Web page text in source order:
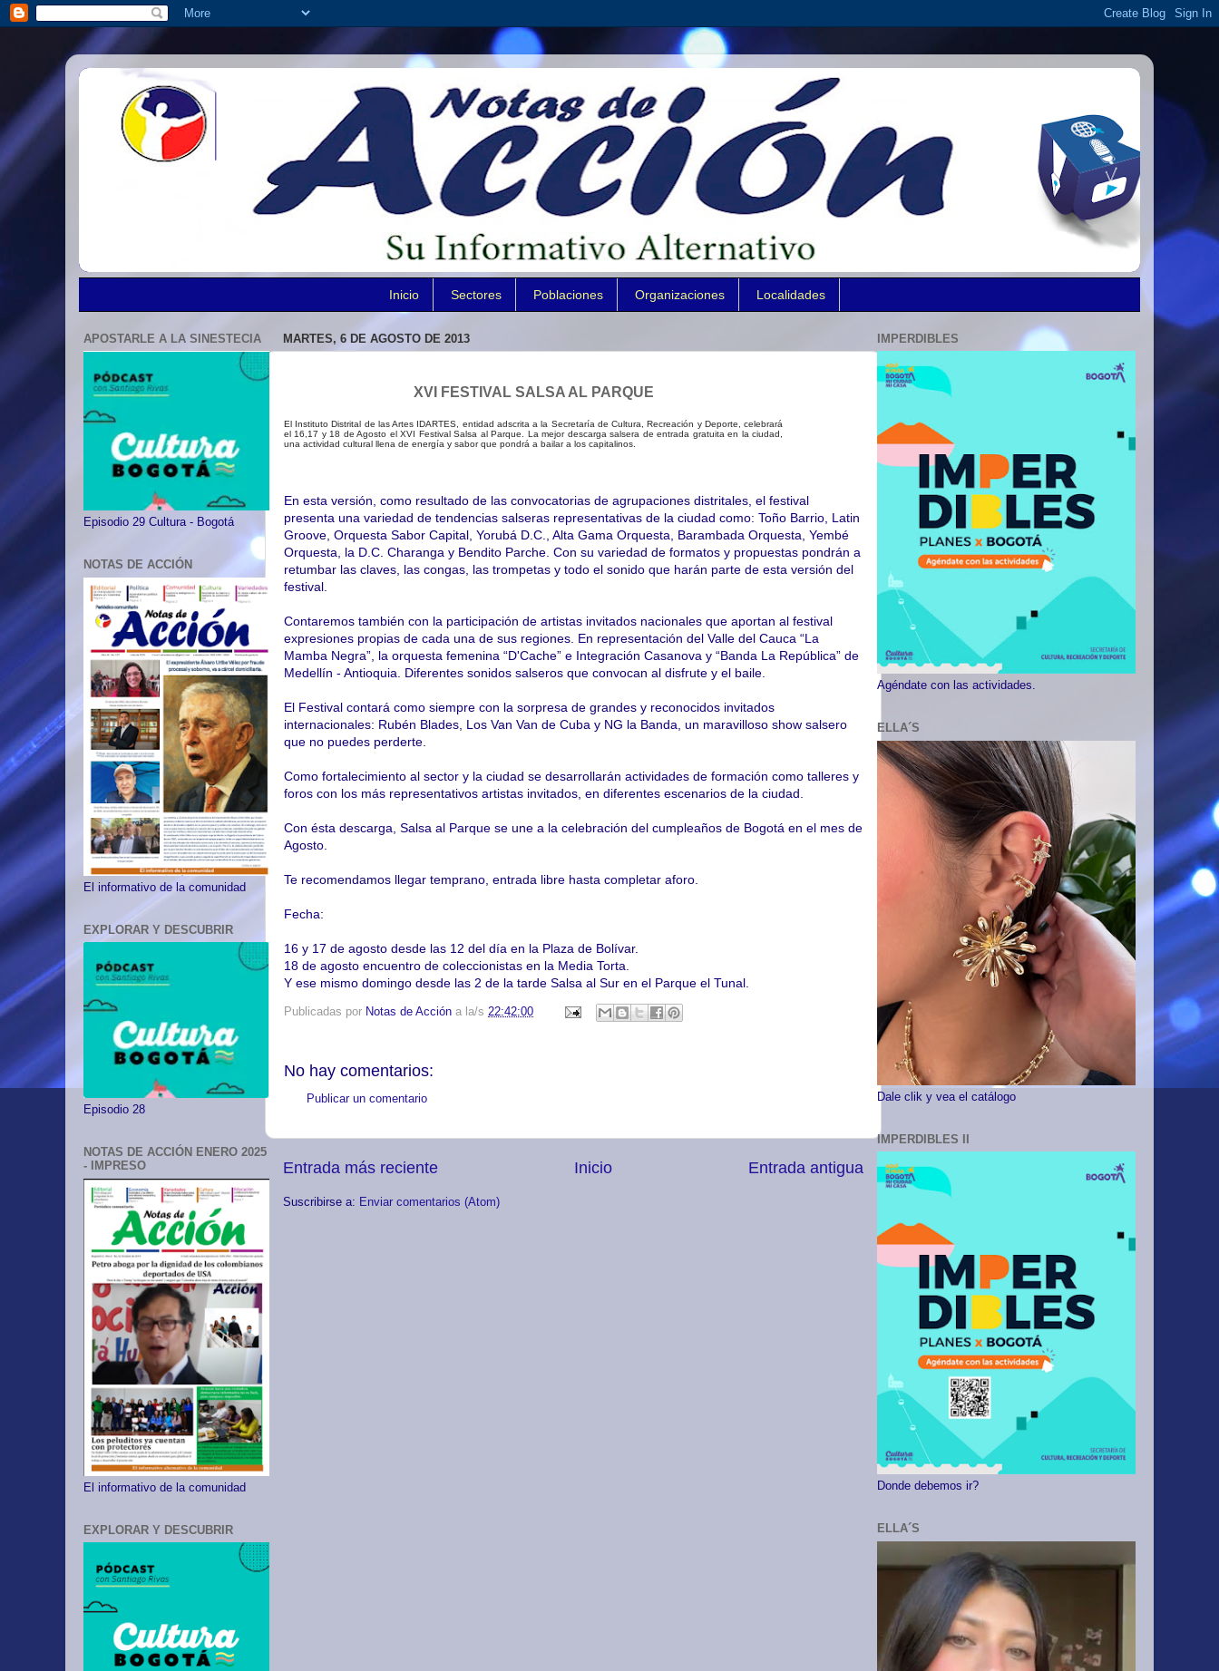
Inicio Sectores Poblaciones Organizaciones Localidades
MARTES, 6 DE AGOSTO DE 2013
XVI FESTIVAL SALSA AL PARQUE
El Instituto Distrital de las Artes IDARTES, entidad adscrita a la Secretaría de Cultura, Recreación y Deporte, celebrará
el 16,17 y 18 de Agosto el XVI Festival Salsa al Parque. La mejor descarga salsera de entrada gratuita en la ciudad,
una actividad cultural llena de energía y sabor que pondrá a bailar a los capitalinos.
En esta versión, como resultado de las convocatorias de agrupaciones distritales, el festival
presenta una variedad de tendencias salseras representativas de la ciudad como: Toño Barrio, Latin
Groove, Orquesta Sabor Capital, Yorubá D.C., Alta Gama Orquesta, Barambada Orquesta, Yembé
Orquesta, la D.C. Charanga y Bendito Parche. Con su variedad de formatos y propuestas pondrán a
retumbar las claves, las congas, las trompetas y todo el sonido que harán parte de esta versión del
festival.
Contaremos también con la participación de artistas invitados nacionales que aportan al festival
expresiones propias de cada una de sus regiones. En representación del Valle del Cauca “La
Mamba Negra”, la orquesta femenina “D'Cache” e Integración Casanova y “Banda La República” de
Medellín - Antioquia. Diferentes sonidos salseros que convocan al disfrute y el baile.
El Festival contará como siempre con la sorpresa de grandes y reconocidos invitados
internacionales: Rubén Blades, Los Van Van de Cuba y NG la Banda, un maravilloso show salsero
que no puedes perderte.
Como fortalecimiento al sector y la ciudad se desarrollarán actividades de formación como talleres y
foros con los más representativos artistas invitados, en diferentes escenarios de la ciudad.
Con ésta descarga, Salsa al Parque se une a la celebración del cumpleaños de Bogotá en el mes de
Agosto.
Te recomendamos llegar temprano, entrada libre hasta completar aforo.
Fecha:
16 y 17 de agosto desde las 12 del día en la Plaza de Bolívar.
18 de agosto encuentro de coleccionistas en la Media Torta.
Y ese mismo domingo desde las 2 de la tarde Salsa al Sur en el Parque el Tunal.
Publicadas por Notas de Acción a la/s 22:42:00
No hay comentarios:
Publicar un comentario
Entrada más reciente Entrada antigua
Inicio
Suscribirse a: Enviar comentarios (Atom)
APOSTARLE A LA SINESTECIA
Episodio 29 Cultura - Bogotá
NOTAS DE ACCIÓN
El informativo de la comunidad
EXPLORAR Y DESCUBRIR
Episodio 28
NOTAS DE ACCIÓN ENERO 2025
- IMPRESO
El informativo de la comunidad
EXPLORAR Y DESCUBRIR
IMPERDIBLES
Agéndate con las actividades.
ELLA´S
Dale clik y vea el catálogo
IMPERDIBLES II
Donde debemos ir?
ELLA´S